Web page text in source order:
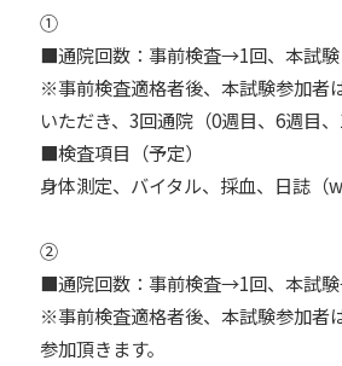
①
■通院回数：事前検査→1回、本試験
※事前検査適格者後、本試験参加者
いただき、3回通院（0週目、6週目、
■検査項目（予定）
身体測定、バイタル、採血、日誌（
②
■通院回数：事前検査→1回、本試
※事前検査適格者後、本試験参加者
参加頂きます。